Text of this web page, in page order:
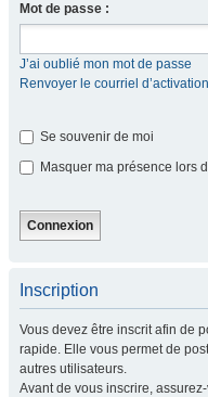
Mot de passe :
J’ai oublié mon mot de passe
Renvoyer le courriel d’activation
Se souvenir de moi
Masquer ma présence lors
Inscription
Vous devez être inscrit afin de
rapide. Elle vous permet de
autres utilisateurs.
Avant de vous inscrire,